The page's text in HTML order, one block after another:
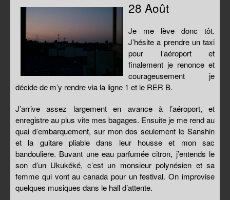
28 Août
Je me lève donc tôt.
J’hésite a prendre un taxi
pour l’aéroport et
finalement je renonce et
courageusement je
décide de m’y rendre via la ligne 1 et le RER B.
J’arrive assez largement en avance à l’aéroport, et
enregistre au plus vite mes bagages. Ensuite je me rend au
quai d’embarquement, sur mon dos seulement le Sanshin
et la guitare pliable dans leur housse et mon sac
bandouliere. Buvant une eau parfumée citron, j’entends le
son d’un Ukukéké, c’est un monsieur polynésien et sa
femme qui vont au canada pour un festival. On improvise
quelques musiques dans le hall d’attente.